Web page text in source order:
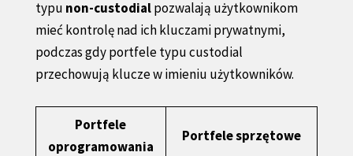
typu non-custodialpozwalają użytkownikom
mieć kontrolę nad ich kluczami prywatnymi,
podczas gdy portfele typu custodial
przechowują klucze w imieniu użytkowników.
Portfele
oprogramowania
Portfele sprzętowe